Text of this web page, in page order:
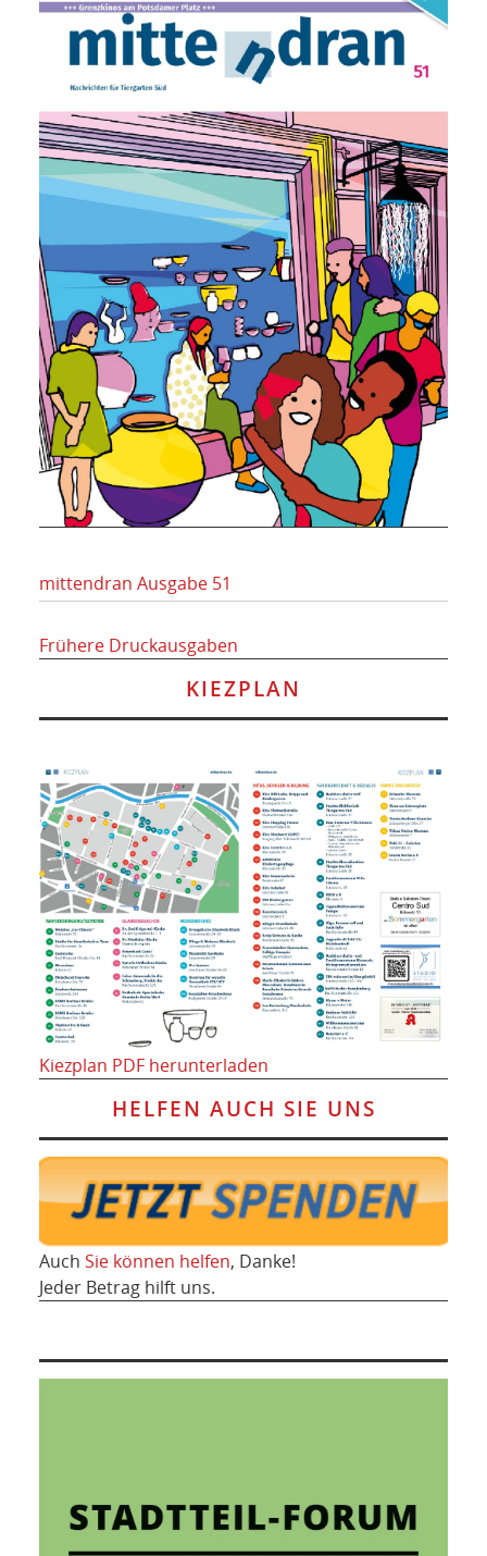
mittendran Ausgabe 51
Frühere Druckausgaben
KIEZPLAN
Kiezplan PDF herunterladen
HELFEN AUCH SIE UNS
Auch Sie können helfen, Danke!
Jeder Betrag hilft uns.